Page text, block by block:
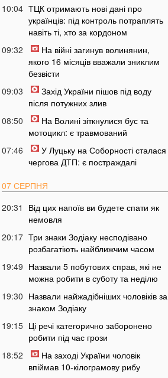
10:04 ТЦК отримають нові дані про
українців: під контроль потраплять
навіть ті, хто за кордоном
09:32
На війні загинув волинянин,
якого 16 місяців вважали зниклим
безвісти
09:03
Захід України пішов під воду
після потужних злив
08:50
На Волині зіткнулися бус та
мотоцикл: є травмований
07:46
У Луцьку на Соборності сталася
чергова ДТП: є постраждалі
07 СЕРПНЯ
20:31
Від цих напоїв ви будете спати як
немовля
20:17 Три знаки Зодіаку несподівано
розбагатіють найближчим часом
19:49 Назвали 5 побутових справ, які не
можна робити в суботу та неділю
19:30 Назвали найжадібніших чоловіків за
знаком Зодіаку
19:15 Ці речі категорично заборонено
робити під час грози
18:52
На заході України чоловік
впіймав 10-кілограмову рибу